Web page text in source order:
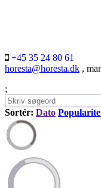
+45 35 24 80 61
horesta@horesta.dk ,
;
Sortér: Dato